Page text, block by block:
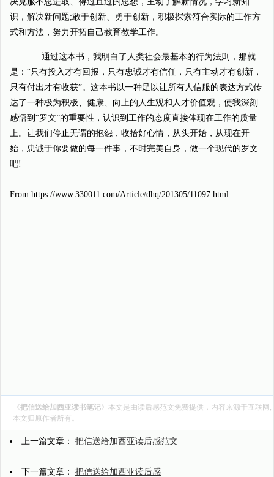
识，解决新问题;敢于创新、勇于创新，积极探索符合实际的工作方
式和方法，努力开拓自己教育教学工作。
通过这本书，我明白了人类社会最基本的行为法则，那就
是：“只有投入才有回报，只有忠诚才有信任，只有主动才有创新，
只有付出才有收获”。这本书以一种足以让所有人信服的表达方式传
达了一种极为积极、健康、向上的人生观和人才价值观，使我深刻
感悟到“罗文”的重要性，认识到工作的态度直接体现在工作的质量
上。让我们停止无谓的抱怨，收拾好心情，从头开始，从现在开
始，忠诚于你要做的每一件事，不时完美自身，做一个现代的罗文
吧!
From:https://www.330011.com/Article/dhq/201305/11097.html
《把信送给加西亚读书笔记》本文是由读后感范文免费提供，内容来源于互联网,
本文归原作者所有。
上一篇文章： 把信送给加西亚读后感范文
下一篇文章： 把信送给加西亚读后感